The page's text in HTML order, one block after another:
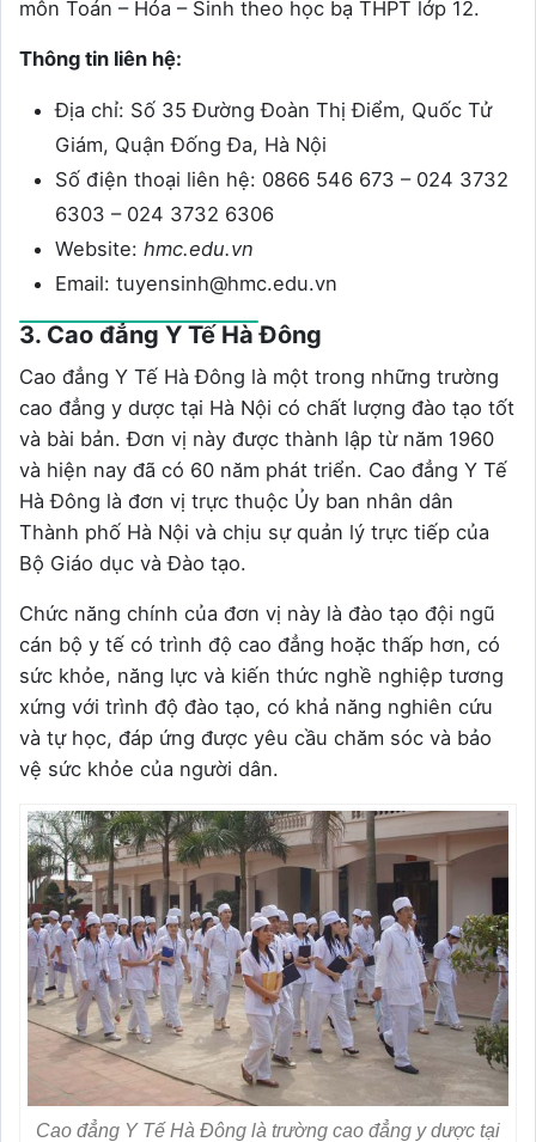
môn Toán – Hóa – Sinh theo học bạ THPT lớp 12.
Thông tin liên hệ:
Địa chỉ: Số 35 Đường Đoàn Thị Điểm, Quốc Tử
Giám, Quận Đống Đa, Hà Nội
Số điện thoại liên hệ: 0866 546 673 – 024 3732
6303 – 024 3732 6306
Website: hmc.edu.vn
Email: tuyensinh@hmc.edu.vn
3. Cao đẳng Y Tế Hà Đông
Cao đẳng Y Tế Hà Đông là một trong những trường
cao đẳng y dược tại Hà Nội có chất lượng đào tạo tốt
và bài bản. Đơn vị này được thành lập từ năm 1960
và hiện nay đã có 60 năm phát triển. Cao đẳng Y Tế
Hà Đông là đơn vị trực thuộc Ủy ban nhân dân
Thành phố Hà Nội và chịu sự quản lý trực tiếp của
Bộ Giáo dục và Đào tạo.
Chức năng chính của đơn vị này là đào tạo đội ngũ
cán bộ y tế có trình độ cao đẳng hoặc thấp hơn, có
sức khỏe, năng lực và kiến thức nghề nghiệp tương
xứng với trình độ đào tạo, có khả năng nghiên cứu
và tự học, đáp ứng được yêu cầu chăm sóc và bảo
vệ sức khỏe của người dân.
Cao đẳng Y Tế Hà Đông là trường cao đẳng y dược tại